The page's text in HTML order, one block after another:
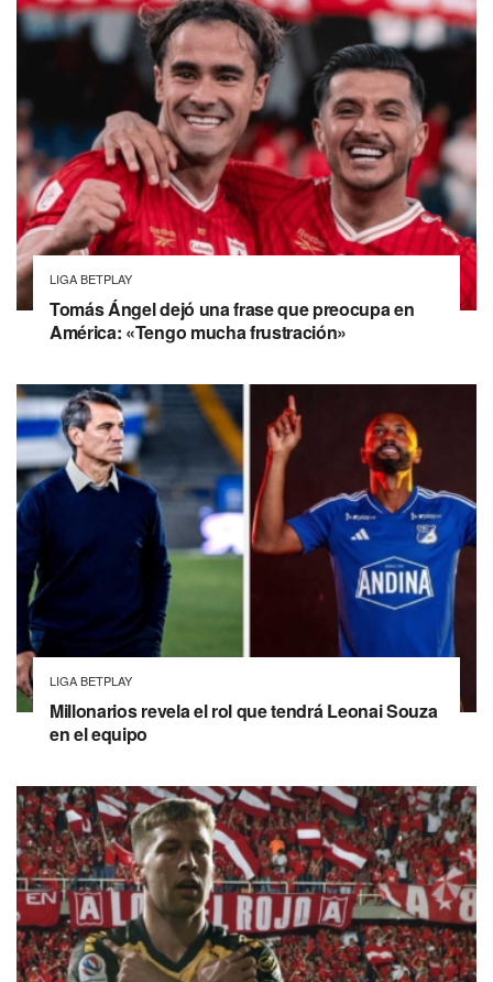
LIGA BETPLAY
Tomás Ángel dejó una frase que preocupa en
América: «Tengo mucha frustración»
LIGA BETPLAY
Millonarios revela el rol que tendrá Leonai Souza
en el equipo